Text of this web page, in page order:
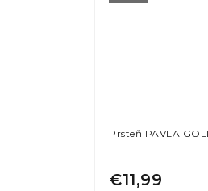
Prsteň PAVLA
€11,99